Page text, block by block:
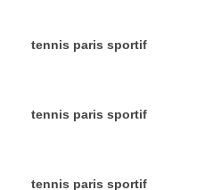
tennis paris sportif
tennis paris sportif
tennis paris sportif